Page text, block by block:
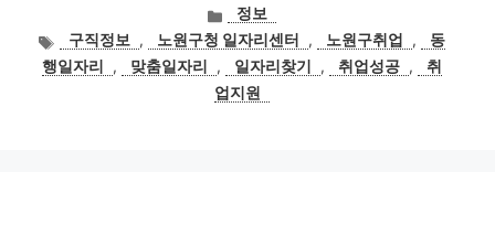
카
테
고
리
정보
태
그
구직정보 , 노원구청 일자리센터 , 노원구취업 ,
동
행일자리
, 맞춤일자리 , 일자리찾기 , 취업성공 ,
취
업지원